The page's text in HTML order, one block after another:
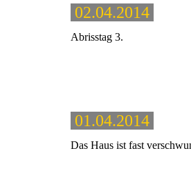
02.04.2014
Abrisstag 3.
01.04.2014
Das Haus ist fast